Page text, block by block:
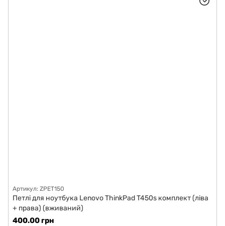
Артикул: ZPET150
Петлі для ноутбука Lenovo ThinkPad T450s комплект (ліва
+ права) (вживаний)
400.00 грн